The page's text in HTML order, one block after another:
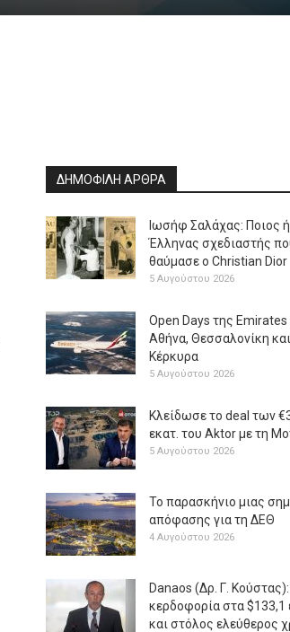
ΔΗΜΟΦΙΛΗ ΑΡΘΡΑ
Ιωσήφ Σαλάχας: Ποιος
Έλληνας σχεδιαστής
θαύμασε ο Christian Dior
5 Αυγούστου 2026
Open Days της Emirates
Αθήνα, Θεσσαλονίκη και
Κέρκυρα
5 Αυγούστου 2026
Κλείδωσε το deal των
εκατ. του Aktor με τη
5 Αυγούστου 2026
Το παρασκήνιο μιας
απόφασης για τη ΔΕΘ
4 Αυγούστου 2026
Danaos (Δρ. Γ.
κερδοφορία στα $133,1
και στόλος ελεύθερος